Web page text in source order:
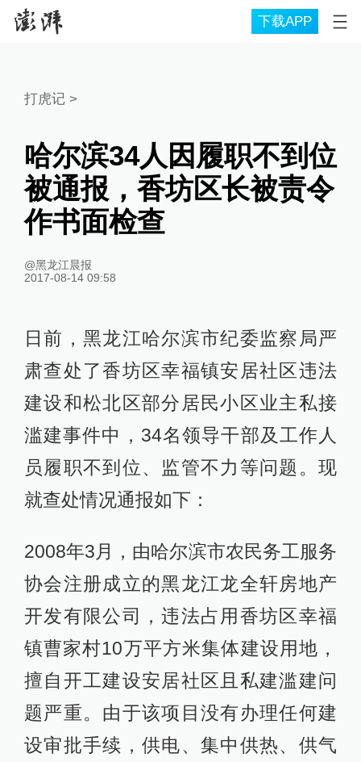
下载APP
打虎记>
哈尔滨34人因履职不到位
被通报，香坊区长被责令
作书面检查
@黑龙江晨报
2017-08-14 09:58
日前，黑龙江哈尔滨市纪委监察局严
肃查处了香坊区幸福镇安居社区违法
建设和松北区部分居民小区业主私接
滥建事件中，34名领导干部及工作人
员履职不到位、监管不力等问题。现
就查处情况通报如下：
2008年3月，由哈尔滨市农民务工服务
协会注册成立的黑龙江龙全轩房地产
开发有限公司，违法占用香坊区幸福
镇曹家村10万平方米集体建设用地，
擅自开工建设安居社区且私建滥建问
题严重。由于该项目没有办理任何建
设审批手续，供电、集中供热、供气